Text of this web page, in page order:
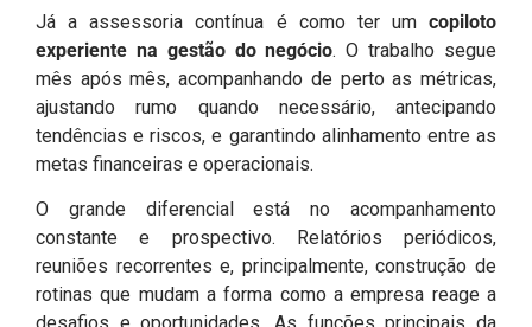
Já a assessoria contínua é como ter um copiloto
experiente na gestão do negócio. O trabalho segue
mês após mês, acompanhando de perto as métricas,
ajustando rumo quando necessário, antecipando
tendências e riscos, e garantindo alinhamento entre as
metas financeiras e operacionais.
O grande diferencial está no acompanhamento
constante e prospectivo. Relatórios periódicos,
reuniões recorrentes e, principalmente, construção de
rotinas que mudam a forma como a empresa reage a